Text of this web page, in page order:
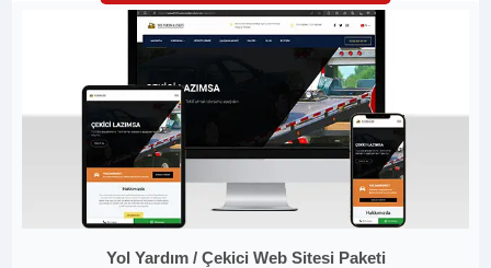
Yol Yardım / Çekici Web Sitesi Paketi